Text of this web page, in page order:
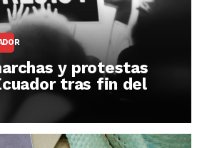
y protestas
tras fin del